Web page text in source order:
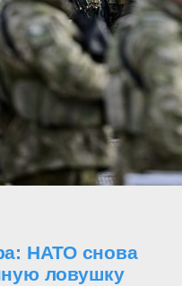
НАТО снова
ловушку